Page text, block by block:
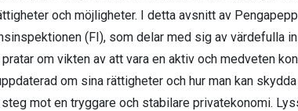
och möjligheter. I detta avsnitt av
(FI), som delar med sig av värdefulla
pratar om vikten av att vara en aktiv och medveten
om sina rättigheter och hur man kan
mot en tryggare och stabilare privatekonomi.